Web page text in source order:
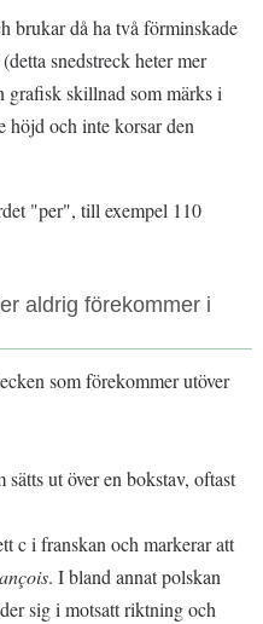
brukar då ha två förminskade
snedstreck heter mer
grafisk skillnad som märks i
höjd och inte korsar den
"per", till exempel 110
aldrig förekommer i
som förekommer utöver
ut över en bokstav, oftast
c i franskan och markerar att
. I bland annat polskan
sig i motsatt riktning och